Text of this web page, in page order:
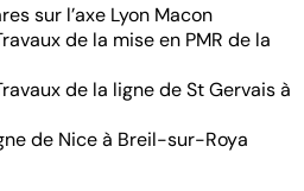
sur l’axe Lyon Macon
de la mise en PMR de la
de la ligne de St Gervais à
de Nice à Breil-sur-Roya